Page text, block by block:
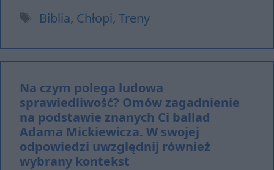
Tagi
Biblia, Chłopi, Treny
Na czym polega ludowa
sprawiedliwość? Omów zagadnienie
na podstawie znanych Ci ballad
Adama Mickiewicza. W swojej
odpowiedzi uwzględnij również
wybrany kontekst